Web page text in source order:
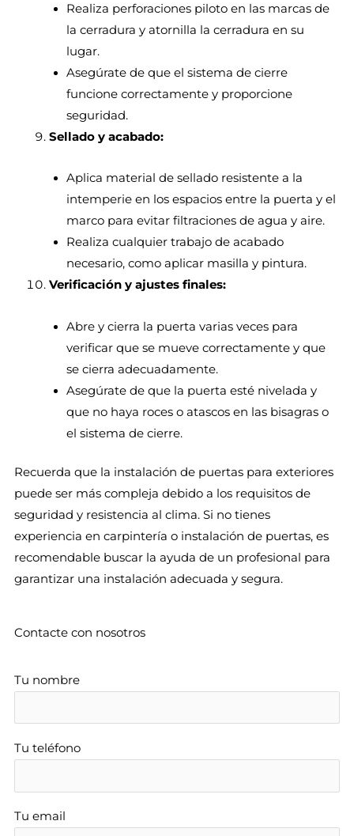
Realiza perforaciones piloto en las marcas de
la cerradura y atornilla la cerradura en su
lugar.
Asegúrate de que el sistema de cierre
funcione correctamente y proporcione
seguridad.
Sellado y acabado:
Aplica material de sellado resistente a la
intemperie en los espacios entre la puerta y el
marco para evitar filtraciones de agua y aire.
Realiza cualquier trabajo de acabado
necesario, como aplicar masilla y pintura.
Verificación y ajustes finales:
Abre y cierra la puerta varias veces para
verificar que se mueve correctamente y que
se cierra adecuadamente.
Asegúrate de que la puerta esté nivelada y
que no haya roces o atascos en las bisagras o
el sistema de cierre.
Recuerda que la instalación de puertas para exteriores
puede ser más compleja debido a los requisitos de
seguridad y resistencia al clima. Si no tienes
experiencia en carpintería o instalación de puertas, es
recomendable buscar la ayuda de un profesional para
garantizar una instalación adecuada y segura.
Contacte con nosotros
Tu nombre
Tu teléfono
Tu email